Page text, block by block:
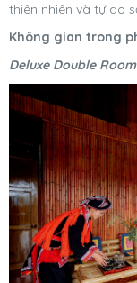
thiên nhiên và tự do
Không gian trong
Deluxe Double Room